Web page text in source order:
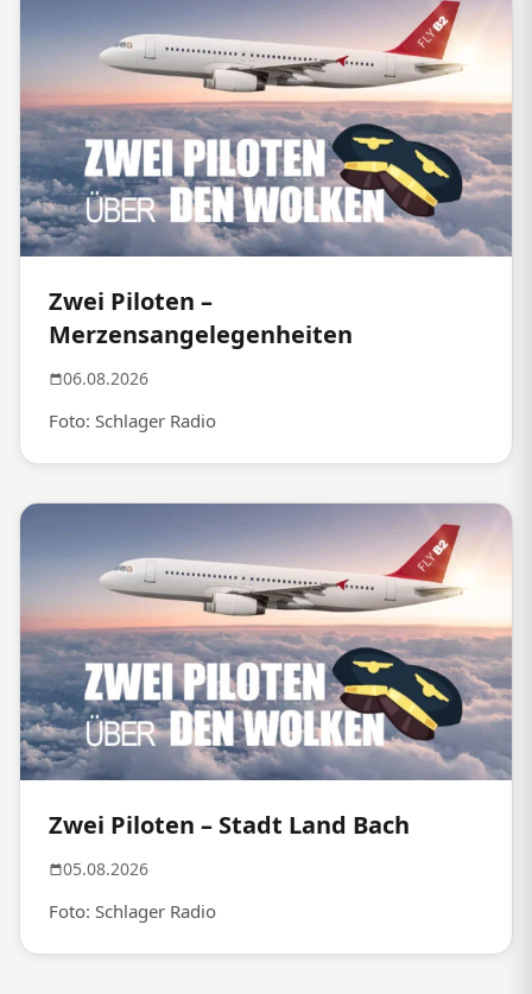
Zwei Piloten –
Merzensangelegenheiten
06.08.2026
Foto: Schlager Radio
Zwei Piloten – Stadt Land Bach
05.08.2026
Foto: Schlager Radio